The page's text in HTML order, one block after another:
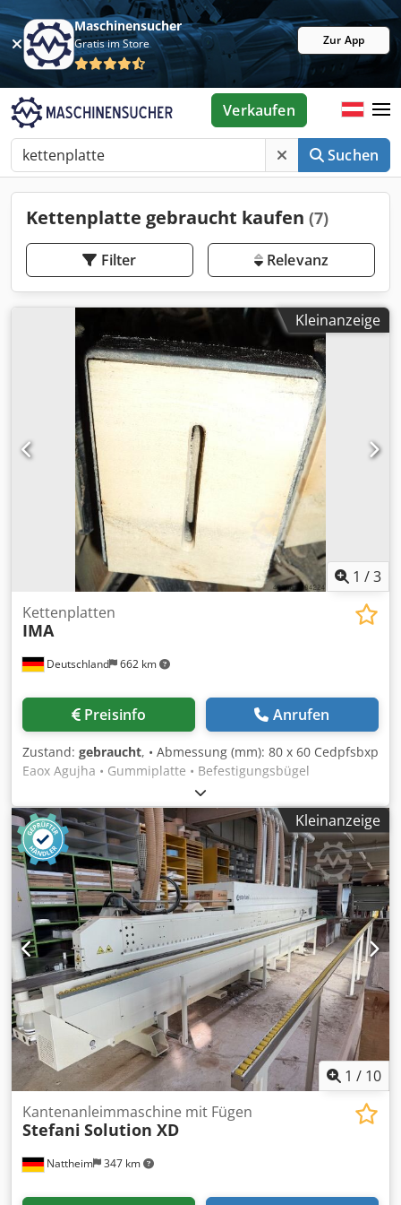
Maschinensucher
Gratis im Store Zur App
Suchen
Verkaufen
Kettenplatte gebraucht kaufen (7)
Filter Relevanz
Kleinanzeige
1 /3
Deutschland 662 km
Kettenplatten
IMA
Preisinfo Anrufen
Zustand: gebraucht, • Abmessung (mm): 80 x 60 Cedpfsbxp
Eaox Agujha • Gummiplatte • Befestigungsbügel
Kleinanzeige
1 / 10
Nattheim 347 km
Kantenanleimmaschine mit Fügen
Stefani Solution XD